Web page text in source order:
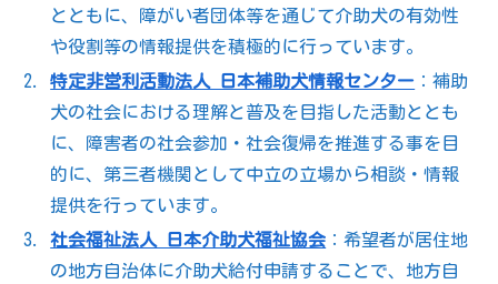
とともに、障がい者団体等を通じて介助犬の有効性
や役割等の情報提供を積極的に行っています。
特定非営利活動法人 日本補助犬情報センター ：補助
犬の社会における理解と普及を目指した活動ととも
に、障害者の社会参加・社会復帰を推進する事を目
的に、第三者機関として中立の立場から相談・情報
提供を行っています。
社会福祉法人 日本介助犬福祉協会 ：希望者が居住地
の地方自治体に介助犬給付申請することで、地方自